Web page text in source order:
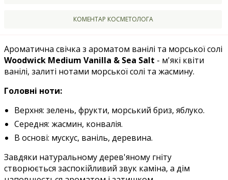
КОМЕНТАР КОСМЕТОЛОГА
Ароматична свічка з ароматом ванілі та морської солі
Woodwick Medium Vanilla & Sea Salt - м'які квіти
ванілі, залиті нотами морської солі та жасмину.
Головні ноти:
Верхня: зелень, фрукти, морський бриз, яблуко.
Середня: жасмин, конвалія.
В основі: мускус, ваніль, деревина.
Завдяки натуральному дерев'яному гніту
створюється заспокійливий звук каміна, а дім